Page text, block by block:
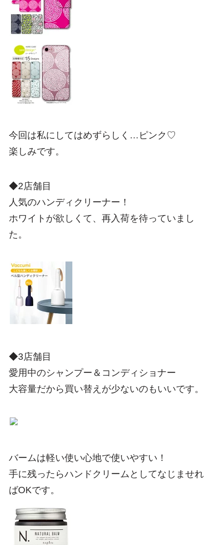
今回は私にしてはめずらしく…ピンク♡
楽しみです。
◆2店舗目
人気のハンディクリーナー！
ホワイトが欲しくて、再入荷を待っていまし
た。
◆3店舗目
愛用中のシャンプー＆コンディショナー
大容量だから買い替えが少ないのもいいです。
バームは軽い使い心地で使いやすい！
手に残ったらハンドクリームとしてなじませれ
ばOKです。